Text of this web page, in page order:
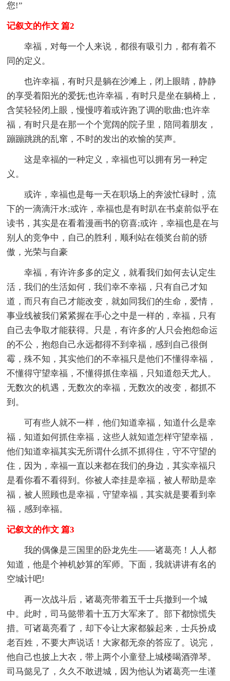
您!”
记叙文的作文 篇2
幸福，对每一个人来说，都很有吸引力，都有着不
同的定义。
也许幸福，有时只是躺在沙滩上，闭上眼睛，静静
的享受着阳光的爱抚;也许幸福，有时只是坐在躺椅上，
含笑轻轻闭上眼，慢慢哼着或许跑了调的歌曲;也许幸
福，有时只是在那一个个宽阔的院子里，陪同着朋友，
蹦蹦跳跳的乱窜，不时的发出的欢愉的笑声。
这是幸福的一种定义，幸福也可以拥有另一种定
义。
或许，幸福也是每一天在职场上的奔波忙碌时，流
下的一滴滴汗水;或许，幸福也是有时趴在书桌前似乎在
读书，其实是在看着漫画书的窃喜;或许，幸福也是在与
别人的竞争中，自己的胜利，顺利站在领奖台前的骄
傲，光荣与自豪
幸福，有许许多多的定义，就看我们如何去认定生
活，我们的生活如何，我们幸不幸福，只有自己才知
道，而只有自己才能改变，就如同我们的生命，爱情，
事业线被我们紧紧握在手心之中是一样的，幸福，只有
自己去争取才能获得。只是，有许多的'人只会抱怨命运
的不公，抱怨自己永远都得不到幸福，感到自己很倒
霉，殊不知，其实他们的不幸福只是他们不懂得幸福，
不懂得守望幸福，不懂得抓住幸福，只知道怨天尤人。
无数次的机遇，无数次的幸福，无数次的改变，都抓不
到。
可有些人就不一样，他们知道幸福，知道什么是幸
福，知道如何抓住幸福，这些人就知道怎样守望幸福，
他们知道幸福其实无所谓什么抓不抓得住，守不守望的
住，因为，幸福一直以来都在我们的身边，其实幸福只
是看你看不看得到。你被人牵挂是幸福，被人帮助是幸
福，被人照顾也是幸福，守望幸福，其实就是要看到幸
福，感到幸福。
记叙文的作文 篇3
我的偶像是三国里的卧龙先生——诸葛亮！人人都
知道，他是个神机妙算的军师。下面，我就讲讲有名的
空城计吧!
再一次战斗后，诸葛亮带着五千士兵撤到一个城
中。此时，司马懿带着十五万大军来了。部下都惊慌失
措。可诸葛亮看了，却下令让大家都躲起来，士兵扮成
老百姓，不要大声说话！大家都无奈的答应了。说完，
他自己也披上大衣，带上两个小童登上城楼喝酒弹琴。
司马懿见了，久久不敢进城，因为他认为诸葛亮一生谨